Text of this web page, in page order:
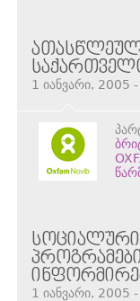
1 იანვარი, 2005
ᲡᲝᲪᲘᲐᲚᲣᲠᲘ
1 იანვარი, 2005